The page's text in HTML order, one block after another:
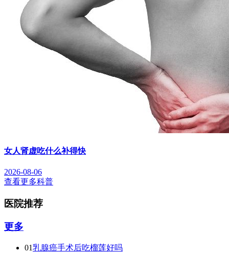
女人肾虚吃什么补得快
2026-08-06
查看更多科普
医院推荐
更多
01乳腺癌手术后吃榴莲好吗